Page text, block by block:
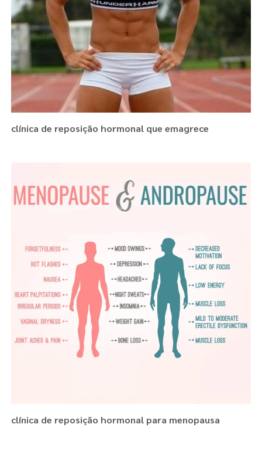
clínica de reposição hormonal que emagrece
clínica de reposição hormonal para menopausa